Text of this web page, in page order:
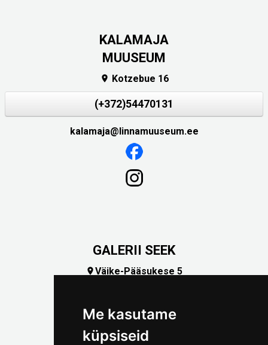
Me kasutame
küpsiseid
KALAMAJA
MUUSEUM
 Kotzebue 16
(+372)54470131
kalamaja@linnamuuseum.ee
GALERII SEEK
Väike-Pääsukese 5